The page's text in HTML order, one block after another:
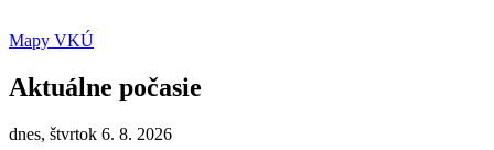
Mapy VKÚ
Aktuálne počasie
dnes, štvrtok 6. 8. 2026